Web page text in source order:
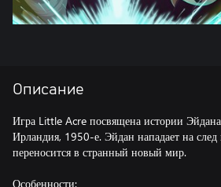
Описание
Игра Little Acre посвящена истории
Ирландия, 1950-е. Эйдан нападает на
переносится в странный новый мир.
Особенности: